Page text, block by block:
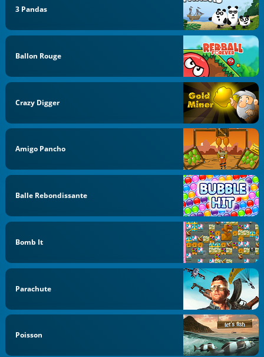
3 Pandas
Ballon Rouge
Crazy Digger
Amigo Pancho
Balle Rebondissante
Bomb It
Parachute
Poisson